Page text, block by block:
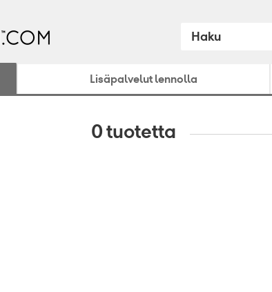
Lisäpalvelut lennolla
0tuotetta